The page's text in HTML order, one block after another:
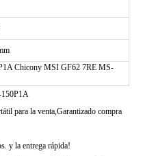
Chicony MSI GF62 7RE MS-
150P1A
para la venta,Garantizado compra
y la entrega rápida!